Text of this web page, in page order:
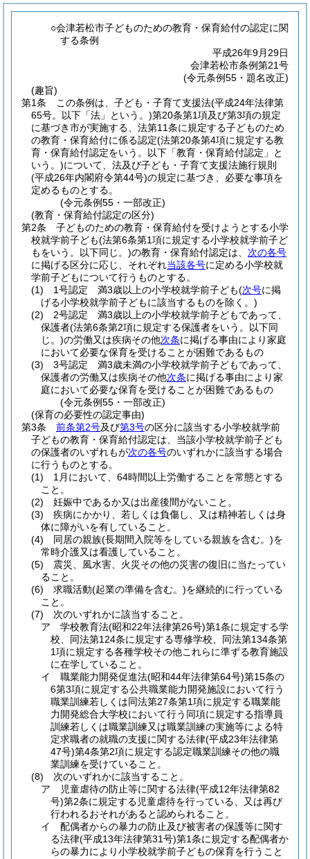
○会津若松市子どものための教育・保育給付の認定に関
する条例
平成26年9月29日
会津若松市条例第21号
(令元条例55・題名改正)
(趣旨)
第1条
この条例は、子ども・子育て支援法(平成24年法律第
65号。以下「法」という。)第20条第1項及び第3項の規定
に基づき市が実施する、法第11条に規定する子どものため
の教育・保育給付に係る認定(法第20条第4項に規定する教
育・保育給付認定をいう。以下「教育・保育給付認定」と
いう。)について、法及び子ども・子育て支援法施行規則
(平成26年内閣府令第44号)の規定に基づき、必要な事項を
定めるものとする。
(令元条例55・一部改正)
(教育・保育給付認定の区分)
第2条
子どものための教育・保育給付を受けようとする小学
校就学前子ども(法第6条第1項に規定する小学校就学前子ど
もをいう。以下同じ。)の教育・保育給付認定は、 次の各号
に掲げる区分に応じ、それぞれ当該各号に定める小学校就
学前子どもについて行うものとする。
(1)
1号認定 満3歳以上の小学校就学前子ども(次号に掲
げる小学校就学前子どもに該当するものを除く。)
(2)
2号認定 満3歳以上の小学校就学前子どもであって、
保護者(法第6条第2項に規定する保護者をいう。以下同
じ。)の労働又は疾病その他次条に掲げる事由により家庭
において必要な保育を受けることが困難であるもの
(3)
3号認定 満3歳未満の小学校就学前子どもであって、
保護者の労働又は疾病その他次条に掲げる事由により家
庭において必要な保育を受けることが困難であるもの
(令元条例55・一部改正)
(保育の必要性の認定事由)
第3条
前条第2号及び第3号の区分に該当する小学校就学前
子どもの教育・保育給付認定は、当該小学校就学前子ども
の保護者のいずれもが次の各号のいずれかに該当する場合
に行うものとする。
(1)
1月において、64時間以上労働することを常態とする
こと。
(2)
妊娠中であるか又は出産後間がないこと。
(3)
疾病にかかり、若しくは負傷し、又は精神若しくは身
体に障がいを有していること。
(4)
同居の親族(長期間入院等をしている親族を含む。)を
常時介護又は看護していること。
(5)
震災、風水害、火災その他の災害の復旧に当たってい
ること。
(6)
求職活動(起業の準備を含む。)を継続的に行っている
こと。
(7)
次のいずれかに該当すること。
ア
学校教育法(昭和22年法律第26号)第1条に規定する学
校、同法第124条に規定する専修学校、同法第134条第
1項に規定する各種学校その他これらに準ずる教育施設
に在学していること。
イ
職業能力開発促進法(昭和44年法律第64号)第15条の
6第3項に規定する公共職業能力開発施設において行う
職業訓練若しくは同法第27条第1項に規定する職業能
力開発総合大学校において行う同項に規定する指導員
訓練若しくは職業訓練又は職業訓練の実施等による特
定求職者の就職の支援に関する法律(平成23年法律第
47号)第4条第2項に規定する認定職業訓練その他の職
業訓練を受けていること。
(8)
次のいずれかに該当すること。
ア
児童虐待の防止等に関する法律(平成12年法律第82
号)第2条に規定する児童虐待を行っている、又は再び
行われるおそれがあると認められること。
イ
配偶者からの暴力の防止及び被害者の保護等に関す
る法律(平成13年法律第31号)第1条に規定する配偶者か
らの暴力により小学校就学前子どもの保育を行うこと